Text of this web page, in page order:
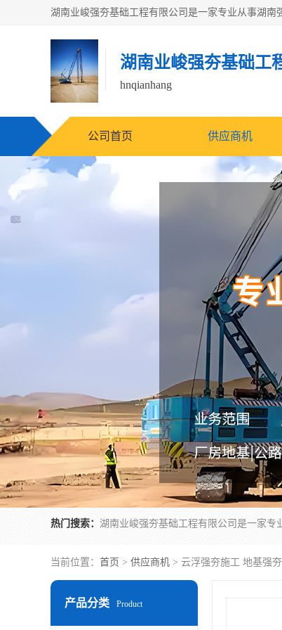
湖南业峻强夯基础工
hnqianhang
公司首页 供应商机
热门搜索：
当前位置： 首页 > 供应商机 > 云浮强夯施工 地基强夯
产品分类 Product